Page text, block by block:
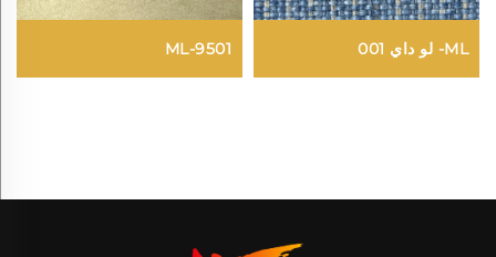
ML- لو داي 001 ML-9501